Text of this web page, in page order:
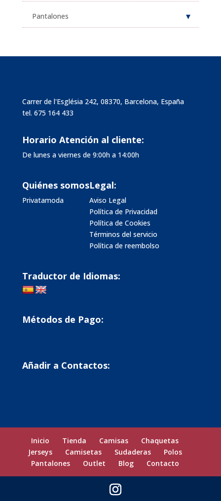
Pantalones
Carrer de l'Església 242, 08370, Barcelona, España
tel. 675 164 433
Horario Atención al cliente:
De lunes a viernes de 9:00h a 14:00h
Quiénes somos
Privatamoda
Legal:
Aviso Legal
Política de Privacidad
Política de Cookies
Términos del servicio
Política de reembolso
Traductor de Idiomas:
Métodos de Pago:
Añadir a Contactos:
Inicio Tienda Camisas
Chaquetas
Jerseys
Camisetas Sudaderas
Polos
Pantalones
Outlet Blog Contacto